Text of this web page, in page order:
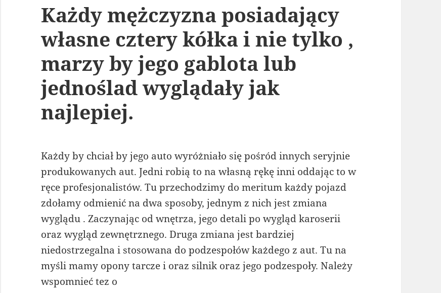
Każdy mężczyzna posiadający
własne cztery kółka i nie tylko ,
marzy by jego gablota lub
jednoślad wyglądały jak
najlepiej.
Każdy by chciał by jego auto wyróżniało się pośród innych seryjnie
produkowanych aut. Jedni robią to na własną rękę inni oddając to w
ręce profesjonalistów. Tu przechodzimy do meritum każdy pojazd
zdołamy odmienić na dwa sposoby, jednym z nich jest zmiana
wyglądu . Zaczynając od wnętrza, jego detali po wygląd karoserii
oraz wygląd zewnętrznego. Druga zmiana jest bardziej
niedostrzegalna i stosowana do podzespołów każdego z aut. Tu na
myśli mamy opony tarcze i oraz silnik oraz jego podzespoły. Należy
wspomnieć tez o